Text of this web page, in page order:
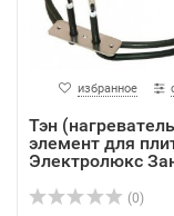
избранное
Тэн
элемент для
Электролюкс
(0)